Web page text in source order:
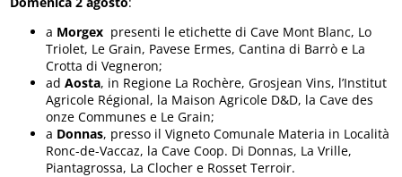
a Morgex presenti le etichette di Cave Mont Blanc, Lo
Triolet, Le Grain, Pavese Ermes, Cantina di Barrò e La
Crotta di Vegneron;
adAosta, in Regione La Rochère, Grosjean Vins, l’Institut
Agricole Régional, la Maison Agricole D&D, la Cave des
onze Communes e Le Grain;
a Donnas, presso il Vigneto Comunale Materia in Località
Ronc-de-Vaccaz, la Cave Coop. Di Donnas, La Vrille,
Piantagrossa, La Clocher e Rosset Terroir.